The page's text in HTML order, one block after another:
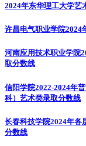
2024年东华理工大学艺
许昌电气职业学院2024
河南应用技术职业学院
取分数线
信阳学院2022-2024年
科） 艺术类录取分数线
长春科技学院2024年各
分数线